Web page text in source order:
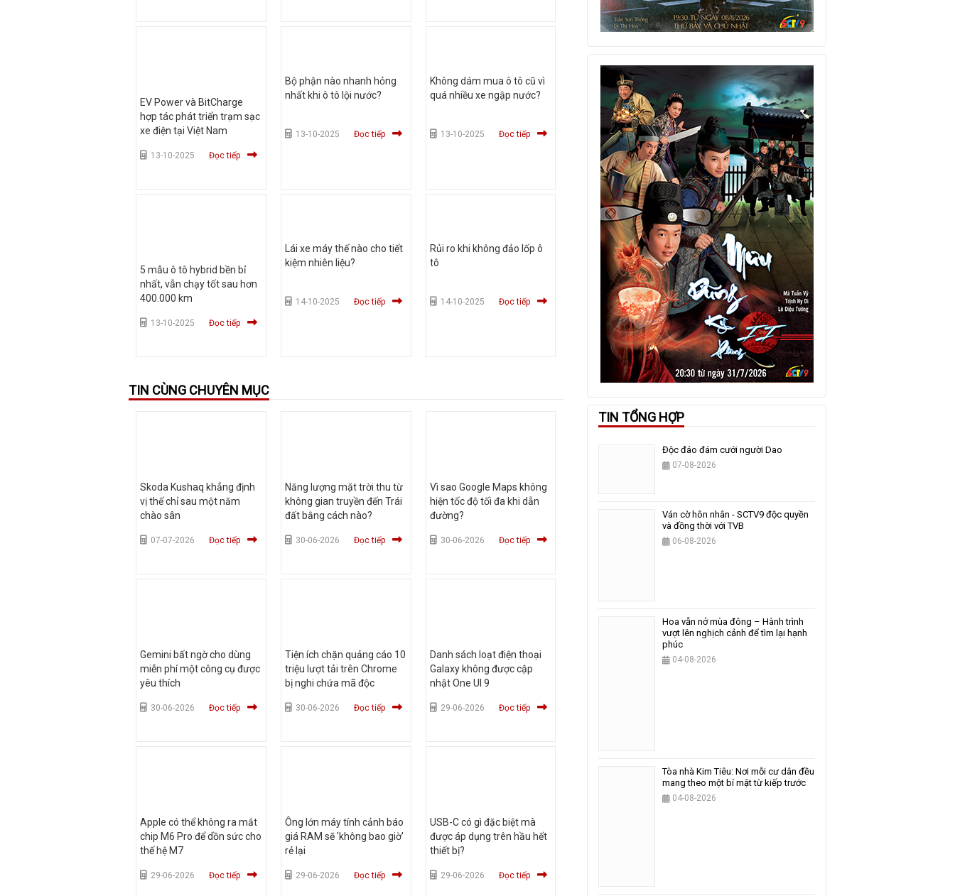
EV Power và BitCharge
hợp tác phát triển trạm sạc
xe điện tại Việt Nam
13-10-2025 Đọc tiếp
Bộ phận nào nhanh hỏng
nhất khi ô tô lội nước?
13-10-2025 Đọc tiếp
Không dám mua ô tô cũ vì
quá nhiều xe ngập nước?
13-10-2025 Đọc tiếp
5 mẫu ô tô hybrid bền bỉ
nhất, vẫn chạy tốt sau hơn
400.000 km
13-10-2025 Đọc tiếp
Lái xe máy thế nào cho tiết
kiệm nhiên liệu?
14-10-2025 Đọc tiếp
Rủi ro khi không đảo lốp ô
tô
14-10-2025 Đọc tiếp
TIN CÙNG CHUYÊN MỤC
Skoda Kushaq khẳng định
vị thế chỉ sau một năm
chào sân
07-07-2026 Đọc tiếp
Năng lượng mặt trời thu từ
không gian truyền đến Trái
đất bằng cách nào?
30-06-2026 Đọc tiếp
Vì sao Google Maps không
hiện tốc độ tối đa khi dẫn
đường?
30-06-2026 Đọc tiếp
Gemini bất ngờ cho dùng
miễn phí một công cụ được
yêu thích
30-06-2026 Đọc tiếp
Tiện ích chặn quảng cáo 10
triệu lượt tải trên Chrome
bị nghi chứa mã độc
30-06-2026 Đọc tiếp
Danh sách loạt điện thoại
Galaxy không được cập
nhật One UI 9
29-06-2026 Đọc tiếp
Apple có thể không ra mắt
chip M6 Pro để dồn sức cho
thế hệ M7
29-06-2026 Đọc tiếp
Ông lớn máy tính cảnh báo
giá RAM sẽ 'không bao giờ'
rẻ lại
29-06-2026 Đọc tiếp
USB-C có gì đặc biệt mà
được áp dụng trên hầu hết
thiết bị?
29-06-2026 Đọc tiếp
TIN TỔNG HỢP
Độc đáo đám cưới người Dao
07-08-2026
Ván cờ hôn nhân - SCTV9 độc quyền
và đồng thời với TVB
06-08-2026
Hoa vẫn nở mùa đông – Hành trình
vượt lên nghịch cảnh để tìm lại hạnh
phúc
04-08-2026
Tòa nhà Kim Tiêu: Nơi mỗi cư dân đều
mang theo một bí mật từ kiếp trước
04-08-2026